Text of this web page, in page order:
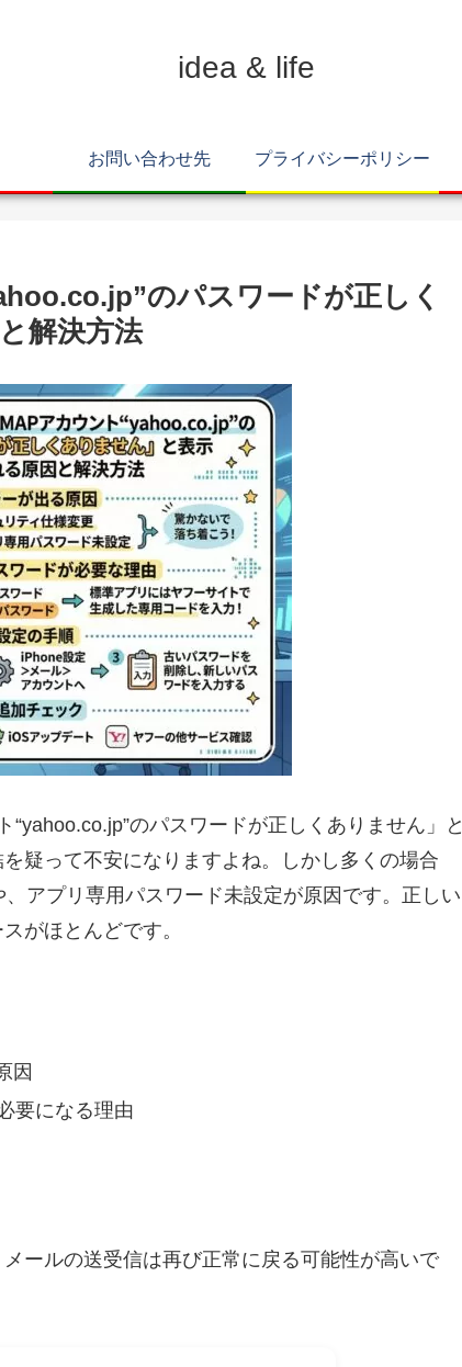
idea & life
お問い合わせ先 プライバシーポリシー
のパスワードが正しく
解決方法
のパスワードが正しくありません」と
疑って不安になりますよね。しかし多くの場合
アプリ専用パスワード未設定が原因です。正しい
がほとんどです。
因
要になる理由
ールの送受信は再び正常に戻る可能性が高いで